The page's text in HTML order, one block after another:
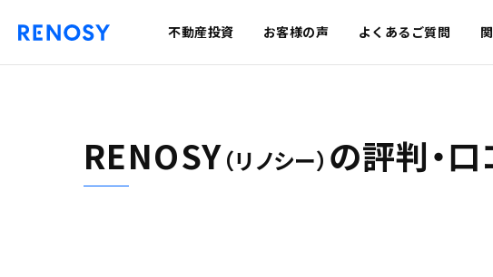
不動産投資 お客様の声 よくあるご質問
RENOSY（リノシー） の評判・口